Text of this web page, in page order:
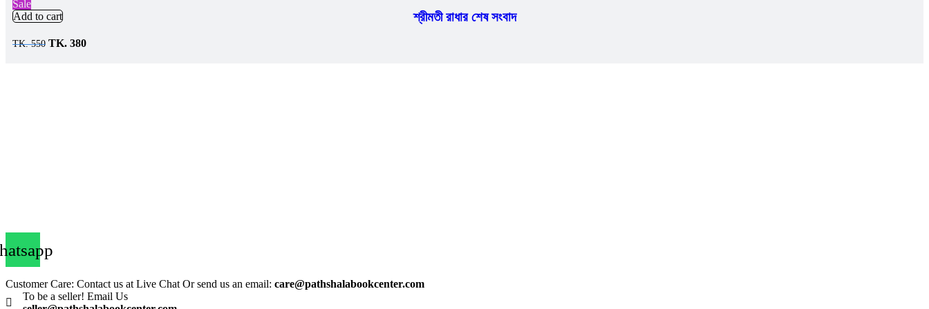
Sale
Add to cart
শ্রীমতী রাধার শেষ সংবাদ
TK.550 Original
TK. 380Current
Customer Care: Contact us at Live Chat Or send us an email: care@pathshalabookcenter.com
To be a seller! Email Us